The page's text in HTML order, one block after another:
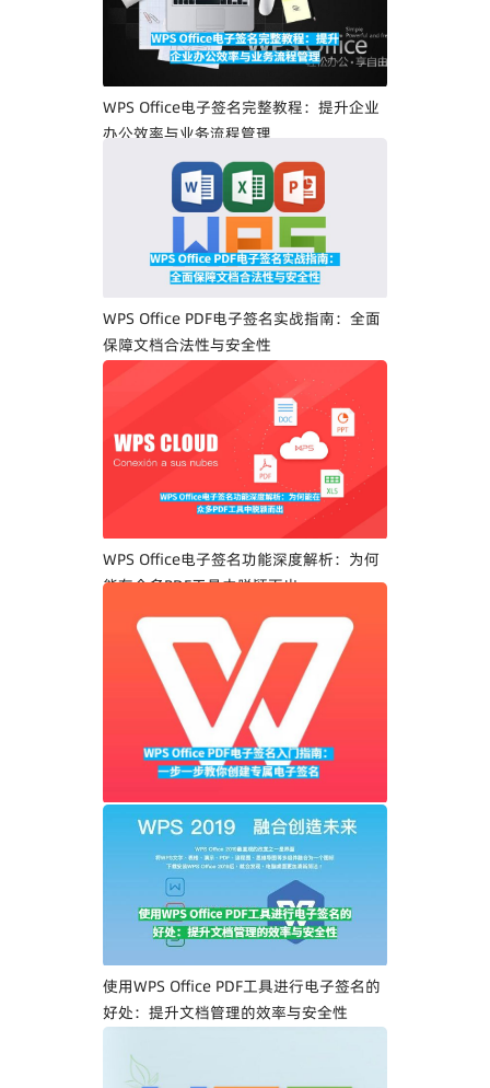
WPS Office电子签名完整教程：提升企业
办公效率与业务流程管理
WPS Office PDF电子签名实战指南：全面
保障文档合法性与安全性
WPS Office电子签名功能深度解析：为何
能在众多PDF工具中脱颖而出
WPS Office PDF电子签名入门指南：一步
一步教你创建专属电子签名
使用WPS Office PDF工具进行电子签名的
好处：提升文档管理的效率与安全性